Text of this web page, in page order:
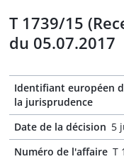
T 1739/15
du 05.07.2017
Identifiant européen
la jurisprudence
Date de la décision 5
Numéro de l'affaire T